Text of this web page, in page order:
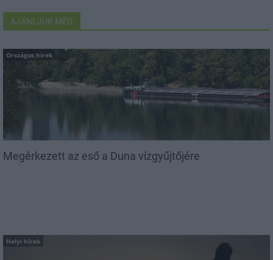
AJÁNLJUK MÉG
Országos hírek
Megérkezett az eső a Duna vízgyűjtőjére
Helyi hírek